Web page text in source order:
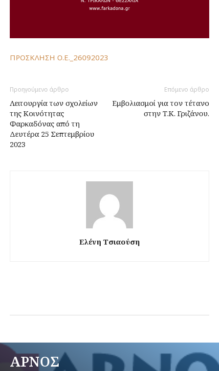
ΠΡΟΣΚΛΗΣΗ Ο.Ε._26092023
Προηγούμενο άρθρο
Λειτουργία των σχολείων
της Κοινότητας
Φαρκαδόνας από τη
Δευτέρα 25 Σεπτεμβρίου
2023
Επόμενο άρθρο
Εμβολιασμοί για τον τέτανο
στην Τ.Κ. Γριζάνου.
Ελένη Τσιαούση
ΑΡΝΟΣ